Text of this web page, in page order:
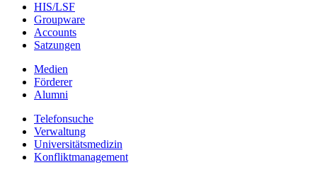
HIS/LSF
Groupware
Accounts
Satzungen
Medien
Förderer
Alumni
Telefonsuche
Verwaltung
Universitätsmedizin
Konfliktmanagement